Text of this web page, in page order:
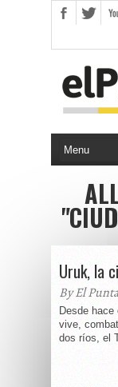
Uruk, la
By El
Desde
vive,
dos ríos, el